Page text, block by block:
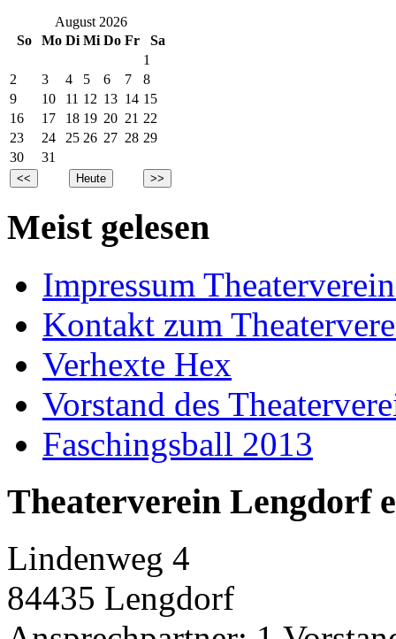
August 2026
So
Mo Di Mi Do Fr
Sa
1
2
3 4 5 6 7
8
9
10 11 12 13 14 15
16
17 18 19 20 21 22
23
24 25 26 27 28 29
30
31
Meist gelesen
Impressum
Kontakt zum
Verhexte Hex
Vorstand des
Faschingsball 2013
Theaterverein Lengdorf
Lindenweg 4
84435 Lengdorf